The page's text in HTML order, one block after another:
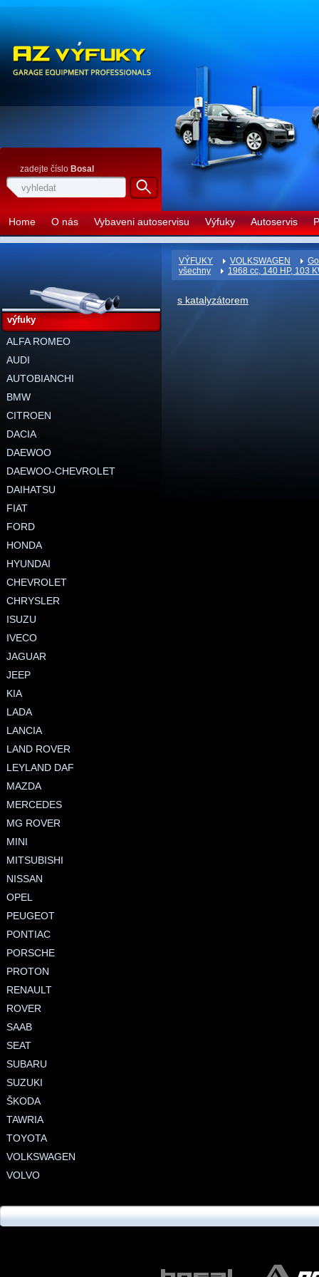
Home O nás Vybaveni autoservisu Výfuky Autoservis
zadejte číslo Bosal
VÝFUKY VOLKSWAGEN
všechny
1968 cc, 140 HP, 103
s katalyzátorem
výfuky
ALFA ROMEO
AUDI
AUTOBIANCHI
BMW
CITROEN
DACIA
DAEWOO
DAEWOO-CHEVROLET
DAIHATSU
FIAT
FORD
HONDA
HYUNDAI
CHEVROLET
CHRYSLER
ISUZU
IVECO
JAGUAR
JEEP
KIA
LADA
LANCIA
LAND ROVER
LEYLAND DAF
MAZDA
MERCEDES
MG ROVER
MINI
MITSUBISHI
NISSAN
OPEL
PEUGEOT
PONTIAC
PORSCHE
PROTON
RENAULT
ROVER
SAAB
SEAT
SUBARU
SUZUKI
ŠKODA
TAWRIA
TOYOTA
VOLKSWAGEN
VOLVO